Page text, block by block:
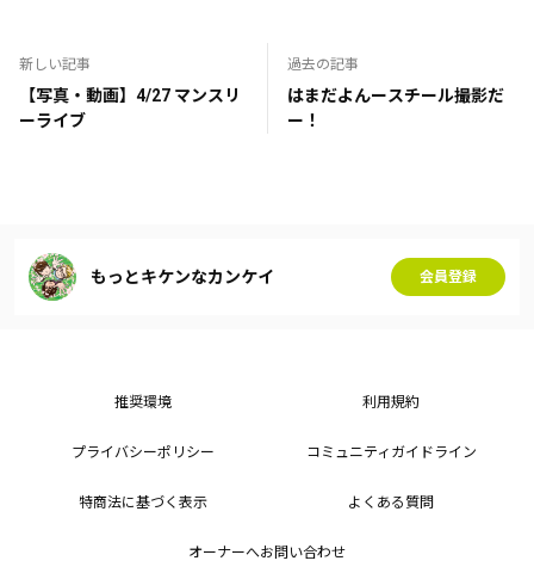
新しい記事
【写真・動画】4/27 マンスリ
ーライブ
過去の記事
はまだよんースチール撮影だ
ー！
もっとキケンなカンケイ 会員登録
推奨環境 利用規約
プライバシーポリシー コミュニティガイドライン
特商法に基づく表示 よくある質問
オーナーへお問い合わせ